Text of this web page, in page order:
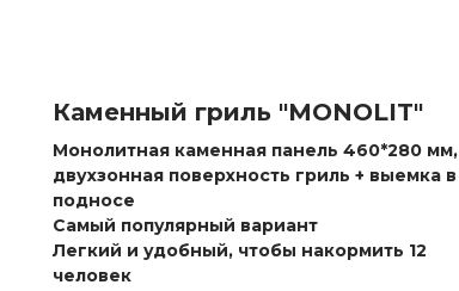
Каменный гриль "MONOLIT"
Монолитная каменная панель 460*280 мм,
двухзонная поверхность гриль + выемка в
подносе
Самый популярный вариант
Легкий и удобный, чтобы накормить 12
человек